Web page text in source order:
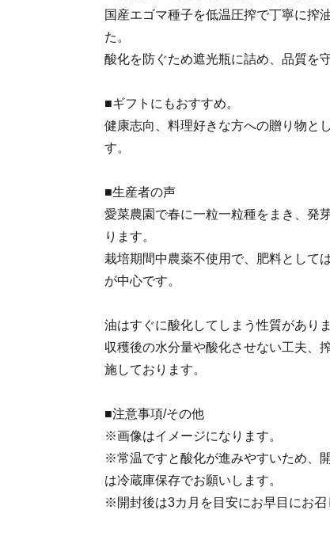
国産エゴマ種子を低温圧搾で丁寧に搾
た。
酸化を防ぐため遮光瓶に詰め、品質を
■ギフトにもおすすめ。
健康志向、料理好きな方への贈り物と
す。
■生産者の声
愛菜農園で春に一粒一粒種をまき、発
ります。
栽培期間中農薬不使用で、肥料として
が中心です。
油はすぐに酸化してしまう性質がありま
収穫後の水分量や酸化させない工夫、
施しております。
■注意事項/その他
※画像はイメージになります。
※常温ですと酸化が進みやすいため、
は冷蔵庫保存でお願いします。
※開封後は3カ月を目安にお早目にお召